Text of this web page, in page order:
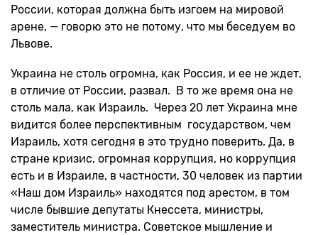
России, которая должна быть изгоем на мировой
арене, — говорю это не потому, что мы беседуем во
Львове.
Украина не столь огромна, как Россия, и ее не ждет,
в отличие от России, развал. В то же время она не
столь мала, как Израиль. Через 20 лет Украина мне
видится более перспективным государством, чем
Израиль, хотя сегодня в это трудно поверить. Да, в
стране кризис, огромная коррупция, но коррупция
есть и в Израиле, в частности, 30 человек из партии
«Наш дом Израиль» находятся под арестом, в том
числе бывшие депутаты Кнессета, министры,
заместитель министра. Советское мышление и